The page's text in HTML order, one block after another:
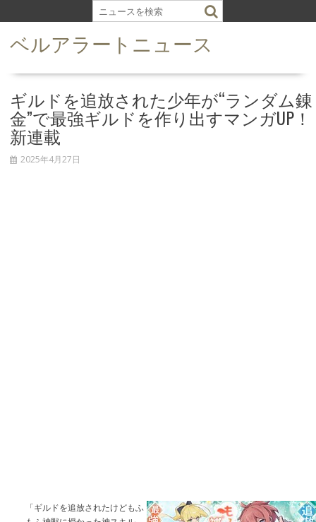
k
ベルアラートニュース
ギルドを追放された少年が“ランダム錬
金”で最強ギルドを作り出すマンガUP！
新連載
2025年4月27日
「ギルドを追放されたけどもふ